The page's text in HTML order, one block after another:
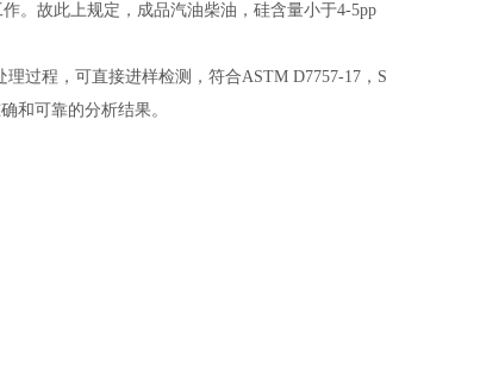
。故此上规定，成品汽油柴油，硅含量小于4-5pp
过程，可直接进样检测，符合ASTM D7757-17，S
和可靠的分析结果。